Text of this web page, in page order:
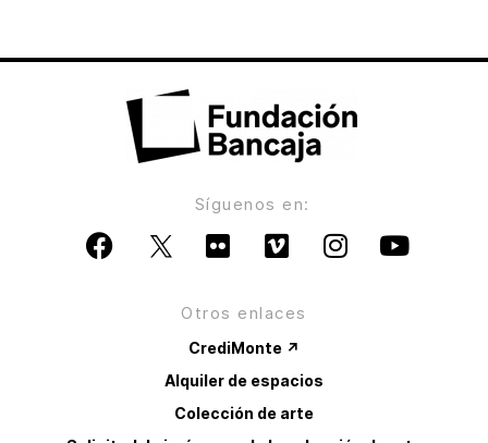
Síguenos en:
Otros enlaces
CrediMonte ↗
Alquiler de espacios
Colección de arte